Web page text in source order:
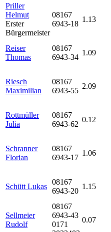
Priller
Helmut
Erster
Bürgermeister
08167
6943-18
1.13
Reiser
Thomas
08167
6943-34
1.09
Riesch
Maximilian
08167
6943-55
2.09
Rottmüller
Julia
08167
6943-62
0.12
Schranner
Florian
08167
6943-17
1.06
Schütt Lukas
08167
6943-20
1.15
Sellmeier
Rudolf
08167
6943-43
0171
0.07